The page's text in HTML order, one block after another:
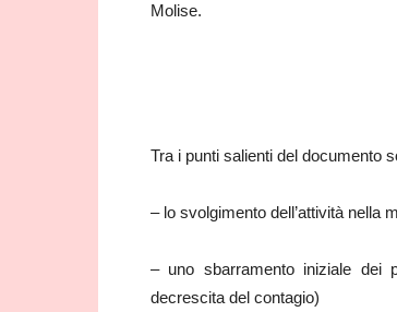
Molise.
Tra i punti salienti del documento
– lo svolgimento dell’attività nella
– uno sbarramento iniziale dei
decrescita del contagio)